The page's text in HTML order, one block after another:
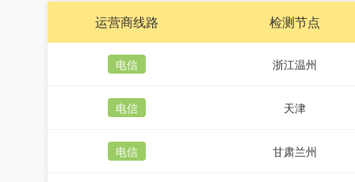
运营商线路 检测节点
电信 浙江温州
电信 天津
电信 甘肃兰州